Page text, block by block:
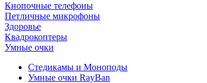
Кнопочные телефоны
Петличные микрофоны
Здоровье
Квадрокоптеры
Умные очки
Стедикамы и Моноподы
Умные очки RayBan